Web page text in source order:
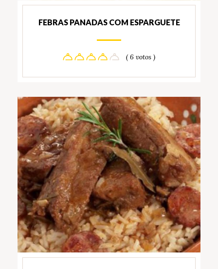
FEBRAS PANADAS COM ESPARGUETE
( 6 votos )